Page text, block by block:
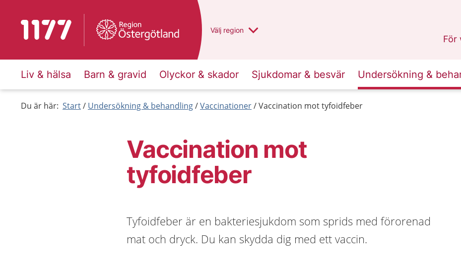
Till startsidan för 1177 Du har valt region
Välj en annan
region
För
Liv & hälsa Barn & gravid Olyckor & skador Sjukdomar & besvär Undersökning &
Du är här: Start Undersökning & behandling Vaccinationer Vaccination mot tyfoidfeber
Vaccination mot
tyfoidfeber
Tyfoidfeber är en bakteriesjukdom som sprids med förorenad
mat och dryck. Du kan skydda dig med ett vaccin.